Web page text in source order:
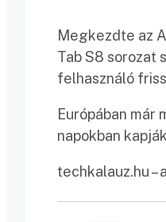
Megkezdte az
Tab S8 sorozat
felhasználó
Európában már
napokban
techkalauz.hu –